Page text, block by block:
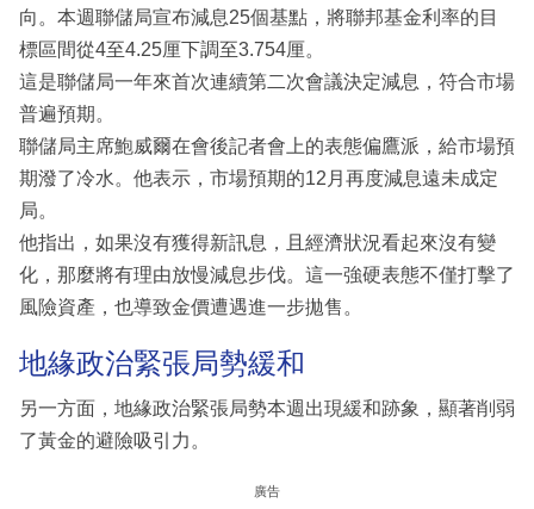
向。本週聯儲局宣布減息25個基點，將聯邦基金利率的目
標區間從4至4.25厘下調至3.754厘。
這是聯儲局一年來首次連續第二次會議決定減息，符合市場
普遍預期。
聯儲局主席鮑威爾在會後記者會上的表態偏鷹派，給市場預
期潑了冷水。他表示，市場預期的12月再度減息遠未成定
局。
他指出，如果沒有獲得新訊息，且經濟狀況看起來沒有變
化，那麼將有理由放慢減息步伐。這一強硬表態不僅打擊了
風險資產，也導致金價遭遇進一步拋售。
地緣政治緊張局勢緩和
另一方面，地緣政治緊張局勢本週出現緩和跡象，顯著削弱
了黃金的避險吸引力。
廣告